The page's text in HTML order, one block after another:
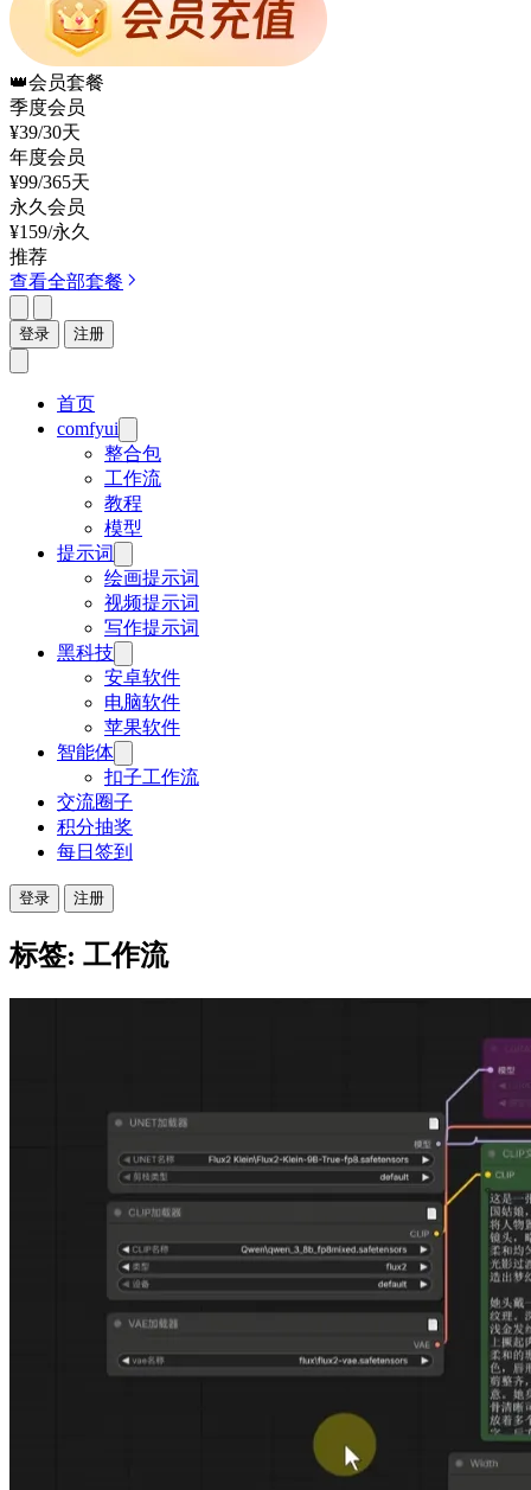
👑会员套餐
季度会员
¥39/30天
年度会员
¥99/365天
永久会员
¥159/永久
推荐
查看全部套餐
登录 注册
首页
comfyui
整合包
工作流
教程
模型
提示词
绘画提示词
视频提示词
写作提示词
黑科技
安卓软件
电脑软件
苹果软件
智能体
扣子工作流
交流圈子
积分抽奖
每日签到
登录 注册
标签: 工作流